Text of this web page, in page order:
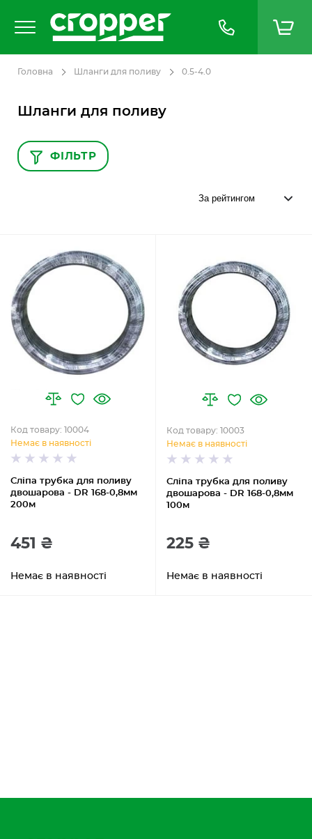
Головна Шланги для поливу 0.5-4.0
Шланги для поливу
Сліпа трубка для поливу
двошарова - DR 168-0,8мм
200м
Код товару: 10004
Немає в наявності
451 ₴
Немає в наявності
Сліпа трубка для поливу
двошарова - DR 168-0,8мм
100м
Код товару: 10003
Немає в наявності
225 ₴
Немає в наявності
ФІЛЬТР